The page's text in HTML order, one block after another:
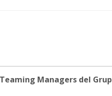
Managers del